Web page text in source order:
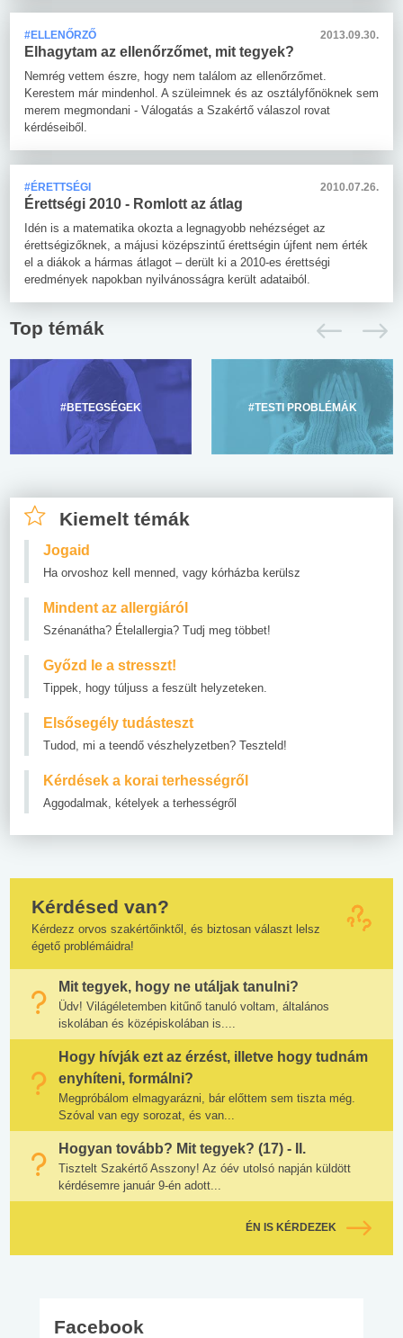
#ELLENŐRZŐ 2013.09.30.
Elhagytam az ellenőrzőmet, mit tegyek?
Nemrég vettem észre, hogy nem találom az ellenőrzőmet.
Kerestem már mindenhol. A szüleimnek és az osztályfőnöknek sem
merem megmondani - Válogatás a Szakértő válaszol rovat
kérdéseiből.
#ÉRETTSÉGI 2010.07.26.
Érettségi 2010 - Romlott az átlag
Idén is a matematika okozta a legnagyobb nehézséget az
érettségizőknek, a májusi középszintű érettségin újfent nem érték
el a diákok a hármas átlagot – derült ki a 2010-es érettségi
eredmények napokban nyilvánosságra került adataiból.
Top témák
#BETEGSÉGEK #TESTI PROBLÉMÁK
Kiemelt témák
Jogaid
Ha orvoshoz kell menned, vagy kórházba kerülsz
Mindent az allergiáról
Szénanátha? Ételallergia? Tudj meg többet!
Győzd le a stresszt!
Tippek, hogy túljuss a feszült helyzeteken.
Elsősegély tudásteszt
Tudod, mi a teendő vészhelyzetben? Teszteld!
Kérdések a korai terhességről
Aggodalmak, kételyek a terhességről
Kérdésed van?
Kérdezz orvos szakértőinktől, és biztosan választ lelsz
égető problémáidra!
Mit tegyek, hogy ne utáljak tanulni?
Üdv! Világéletemben kitűnő tanuló voltam, általános
iskolában és középiskolában is....
Hogy hívják ezt az érzést, illetve hogy tudnám
enyhíteni, formálni?
Megpróbálom elmagyarázni, bár előttem sem tiszta még.
Szóval van egy sorozat, és van...
Hogyan tovább? Mit tegyek? (17) - II.
Tisztelt Szakértő Asszony! Az óév utolsó napján küldött
kérdésemre január 9-én adott...
ÉN IS KÉRDEZEK
Facebook